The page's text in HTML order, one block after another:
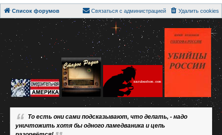
Список форумов Удалить cookies
Связаться с администрацией
То есть они сами подсказывают, что делать, - надо
уничтожить хотя бы одного ламедваника и цепь